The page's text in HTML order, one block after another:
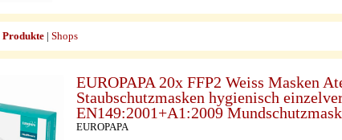
Produkte | Shops
EUROPAPA 20x FFP2 Weiss Masken
Staubschutzmasken hygienisch
EN149:2001+A1:2009
EUROPAPA